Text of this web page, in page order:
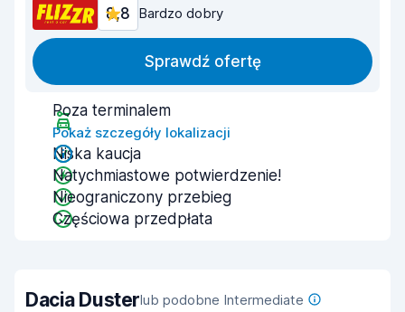
8,8 Bardzo dobry
Sprawdź ofertę
Poza terminalem
Pokaż szczegóły lokalizacji
Niska kaucja
Natychmiastowe potwierdzenie!
Nieograniczony przebieg
Częściowa przedpłata
Dacia Dusterlub podobne Intermediate